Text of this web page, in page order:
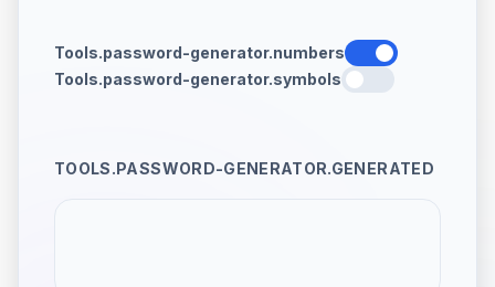
Tools.password-generator.numbers
Tools.password-generator.symbols
TOOLS.PASSWORD-GENERATOR.GENERATED